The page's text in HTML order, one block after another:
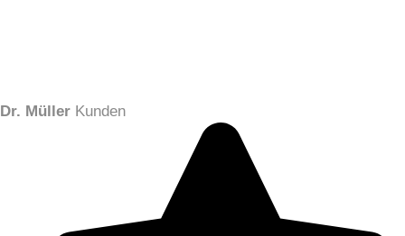
Dr. Müller Kunden